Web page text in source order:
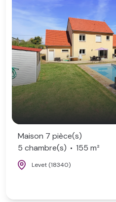
Maison 7 pièce(s)
5 chambre(s)
155 m²
Levet (18340)